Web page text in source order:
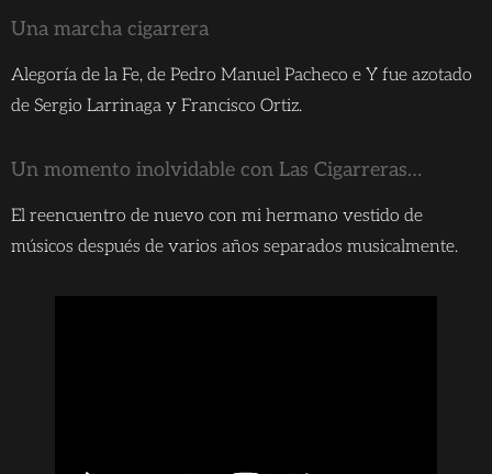
Una marcha cigarrera
Alegoría de la Fe, de Pedro Manuel Pacheco e Y fue azotado
de Sergio Larrinaga y Francisco Ortiz.
Un momento inolvidable con Las Cigarreras…
El reencuentro de nuevo con mi hermano vestido de
músicos después de varios años separados musicalmente.